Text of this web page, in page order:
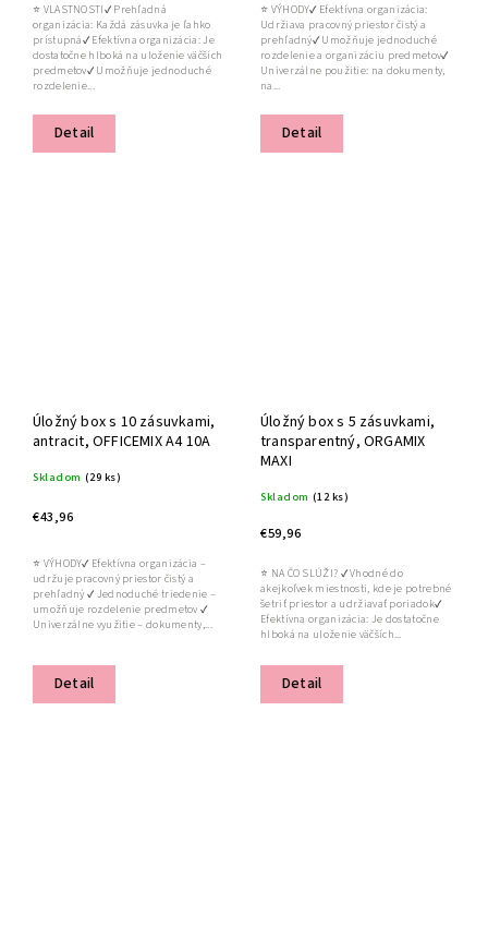
Detail
⭐ VLASTNOSTI✔ Prehľadná
organizácia: Každá zásuvka je ľahko
prístupná✔ Efektívna organizácia: Je
dostatočne hlboká na uloženie väčších
predmetov✔ Umožňuje jednoduché
rozdelenie...
Detail
⭐ VÝHODY✔ Efektívna organizácia:
Udržiava pracovný priestor čistý a
prehľadný✔ Umožňuje jednoduché
rozdelenie a organizáciu predmetov✔
Univerzálne použitie: na dokumenty,
na...
Úložný box s 10 zásuvkami,
antracit, OFFICEMIX A4 10A
Skladom (29 ks)
€43,96
Detail
⭐ VÝHODY✔ Efektívna organizácia –
udržuje pracovný priestor čistý a
prehľadný ✔ Jednoduché triedenie –
umožňuje rozdelenie predmetov ✔
Univerzálne využitie – dokumenty,...
Úložný box s 5 zásuvkami,
transparentný, ORGAMIX
MAXI
Skladom (12 ks)
€59,96
Detail
⭐ NA ČO SLÚŽI? ✔ Vhodné do
akejkoľvek miestnosti, kde je potrebné
šetriť priestor a udržiavať poriadok✔
Efektívna organizácia: Je dostatočne
hlboká na uloženie väčších...